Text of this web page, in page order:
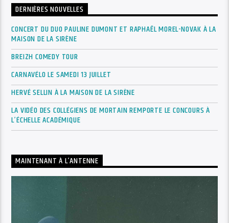
DERNIÈRES NOUVELLES
CONCERT DU DUO PAULINE DUMONT ET RAPHAËL MOREL-NOVAK À LA
MAISON DE LA SIRÈNE
BREIZH COMEDY TOUR
CARNAVÉLO LE SAMEDI 13 JUILLET
HERVÉ SELLIN À LA MAISON DE LA SIRÈNE
LA VIDÉO DES COLLÉGIENS DE MORTAIN REMPORTE LE CONCOURS À
L’ÉCHELLE ACADÉMIQUE
MAINTENANT À L’ANTENNE